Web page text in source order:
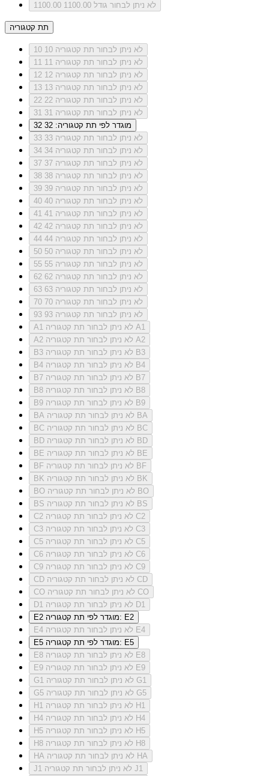
1100.00 לא ניתן לבחור גודל 1100.00
תת קטגוריה
10
לא ניתן לבחור תת קטגוריה 10
11
לא ניתן לבחור תת קטגוריה 11
12
לא ניתן לבחור תת קטגוריה 12
13
לא ניתן לבחור תת קטגוריה 13
22
לא ניתן לבחור תת קטגוריה 22
31
לא ניתן לבחור תת קטגוריה 31
32
מוגדר לפי תת קטגוריה: 32
33
לא ניתן לבחור תת קטגוריה 33
34
לא ניתן לבחור תת קטגוריה 34
37
לא ניתן לבחור תת קטגוריה 37
38
לא ניתן לבחור תת קטגוריה 38
39
לא ניתן לבחור תת קטגוריה 39
40
לא ניתן לבחור תת קטגוריה 40
41
לא ניתן לבחור תת קטגוריה 41
42
לא ניתן לבחור תת קטגוריה 42
44
לא ניתן לבחור תת קטגוריה 44
50
לא ניתן לבחור תת קטגוריה 50
55
לא ניתן לבחור תת קטגוריה 55
62
לא ניתן לבחור תת קטגוריה 62
63
לא ניתן לבחור תת קטגוריה 63
70
לא ניתן לבחור תת קטגוריה 70
93
לא ניתן לבחור תת קטגוריה 93
A1
לא ניתן לבחור תת קטגוריה A1
A2
לא ניתן לבחור תת קטגוריה A2
B3
לא ניתן לבחור תת קטגוריה B3
B4
לא ניתן לבחור תת קטגוריה B4
B7
לא ניתן לבחור תת קטגוריה B7
B8
לא ניתן לבחור תת קטגוריה B8
B9
לא ניתן לבחור תת קטגוריה B9
BA
לא ניתן לבחור תת קטגוריה BA
BC
לא ניתן לבחור תת קטגוריה BC
BD
לא ניתן לבחור תת קטגוריה BD
BE
לא ניתן לבחור תת קטגוריה BE
BF
לא ניתן לבחור תת קטגוריה BF
BK
לא ניתן לבחור תת קטגוריה BK
BO
לא ניתן לבחור תת קטגוריה BO
BS
לא ניתן לבחור תת קטגוריה BS
C2
לא ניתן לבחור תת קטגוריה C2
C3
לא ניתן לבחור תת קטגוריה C3
C5
לא ניתן לבחור תת קטגוריה C5
C6
לא ניתן לבחור תת קטגוריה C6
C9
לא ניתן לבחור תת קטגוריה C9
CD
לא ניתן לבחור תת קטגוריה CD
CO
לא ניתן לבחור תת קטגוריה CO
D1
לא ניתן לבחור תת קטגוריה D1
E2
מוגדר לפי תת קטגוריה: E2
E4
לא ניתן לבחור תת קטגוריה E4
E5
מוגדר לפי תת קטגוריה: E5
E8
לא ניתן לבחור תת קטגוריה E8
E9
לא ניתן לבחור תת קטגוריה E9
G1
לא ניתן לבחור תת קטגוריה G1
G5
לא ניתן לבחור תת קטגוריה G5
H1
לא ניתן לבחור תת קטגוריה H1
H4
לא ניתן לבחור תת קטגוריה H4
H5
לא ניתן לבחור תת קטגוריה H5
H8
לא ניתן לבחור תת קטגוריה H8
HA
לא ניתן לבחור תת קטגוריה HA
J1
לא ניתן לבחור תת קטגוריה J1